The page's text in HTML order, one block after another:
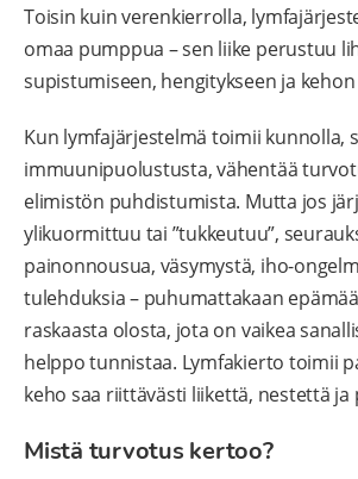
Toisin kuin verenkierrolla,
omaa pumppua – sen liike perustuu
supistumiseen, hengitykseen ja kehon
Kun lymfajärjestelmä toimii kunnolla,
immuunipuolustusta, vähentää
elimistön puhdistumista. Mutta jos
ylikuormittuu tai ”tukkeutuu”,
painonnousua, väsymystä, iho-
tulehduksia – puhumattakaan
raskaasta olosta, jota on vaikea
helppo tunnistaa. Lymfakierto toimii
keho saa riittävästi liikettä, nestettä ja
Mistä turvotus kertoo?